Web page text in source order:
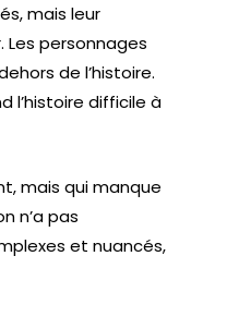
mais leur
personnages
de l’histoire.
l’histoire difficile à
mais qui manque
n’a pas
et nuancés,